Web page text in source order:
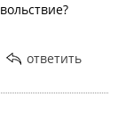
ответить